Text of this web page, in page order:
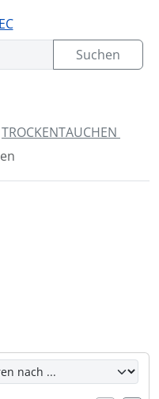
Suchen
TROCKENTAUCHEN
Artikel umsortieren